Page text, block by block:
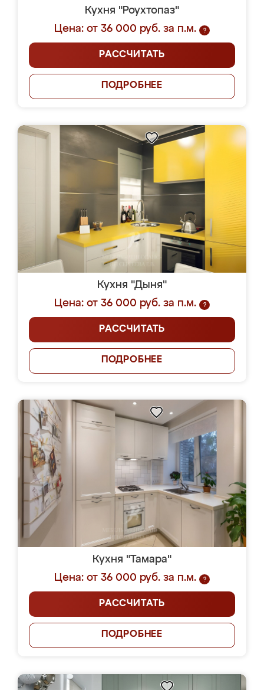
Кухня "Роухтопаз"
Цена: от 36 000 руб. за п.м.
?
РАССЧИТАТЬ
ПОДРОБНЕЕ
Кухня "Дыня"
Цена: от 36 000 руб. за п.м.
?
РАССЧИТАТЬ
ПОДРОБНЕЕ
Кухня "Тамара"
Цена: от 36 000 руб. за п.м.
?
РАССЧИТАТЬ
ПОДРОБНЕЕ